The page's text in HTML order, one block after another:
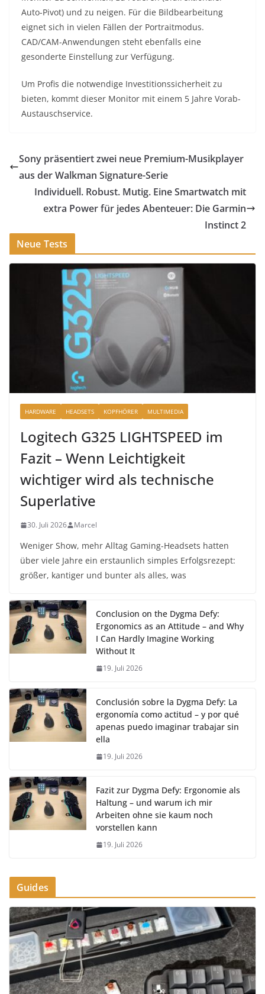
Auto-Pivot) und zu neigen. Für die Bildbearbeitung
eignet sich in vielen Fällen der Portraitmodus.
CAD/CAM-Anwendungen steht ebenfalls eine
gesonderte Einstellung zur Verfügung.
Um Profis die notwendige Investitionssicherheit zu
bieten, kommt dieser Monitor mit einem 5 Jahre Vorab-
Austauschservice.
Sony präsentiert zwei neue Premium-Musikplayer
aus der Walkman Signature-Serie
Individuell. Robust. Mutig. Eine Smartwatch mit
extra Power für jedes Abenteuer: Die Garmin
Instinct 2
Neue Tests
HARDWARE HEADSETS KOPFHÖRER MULTIMEDIA
Logitech G325 LIGHTSPEED im
Fazit – Wenn Leichtigkeit
wichtiger wird als technische
Superlative
30. Juli 2026 Marcel
Weniger Show, mehr Alltag Gaming-Headsets hatten
über viele Jahre ein erstaunlich simples Erfolgsrezept:
größer, kantiger und bunter als alles, was
Conclusion on the Dygma Defy:
Ergonomics as an Attitude – and Why
I Can Hardly Imagine Working
Without It
19. Juli 2026
Conclusión sobre la Dygma Defy: La
ergonomía como actitud – y por qué
apenas puedo imaginar trabajar sin
ella
19. Juli 2026
Fazit zur Dygma Defy: Ergonomie als
Haltung – und warum ich mir
Arbeiten ohne sie kaum noch
vorstellen kann
19. Juli 2026
Guides